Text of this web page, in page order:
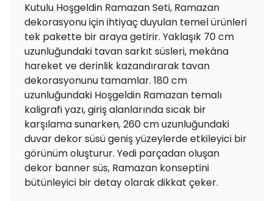
Kutulu Hoşgeldin Ramazan Seti, Ramazan
dekorasyonu için ihtiyaç duyulan temel ürünleri
tek pakette bir araya getirir. Yaklaşık 70 cm
uzunluğundaki tavan sarkıt süsleri, mekâna
hareket ve derinlik kazandırarak tavan
dekorasyonunu tamamlar. 180 cm
uzunluğundaki Hoşgeldin Ramazan temalı
kaligrafi yazı, giriş alanlarında sıcak bir
karşılama sunarken, 260 cm uzunluğundaki
duvar dekor süsü geniş yüzeylerde etkileyici bir
görünüm oluşturur. Yedi parçadan oluşan
dekor banner süs, Ramazan konseptini
bütünleyici bir detay olarak dikkat çeker.